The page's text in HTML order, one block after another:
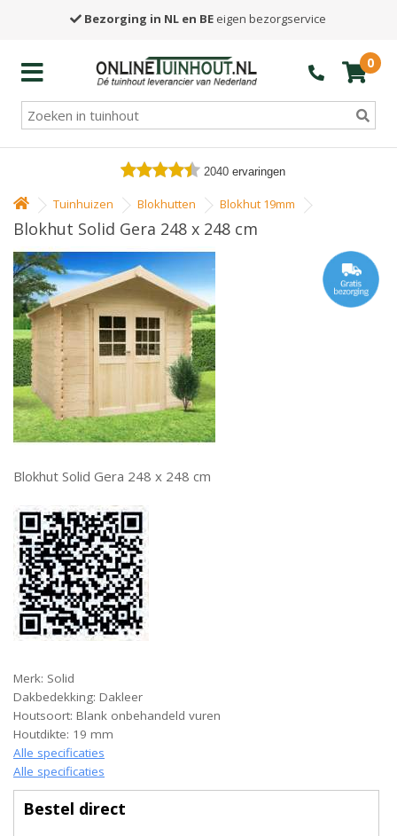
Bezorging in NL en BE eigen bezorgservice
0
2040 ervaringen
Tuinhuizen Blokhutten Blokhut 19mm
Blokhut Solid Gera 248 x 248 cm
Blokhut Solid Gera 248 x 248 cm
Merk: Solid
Dakbedekking: Dakleer
Houtsoort: Blank onbehandeld vuren
Houtdikte: 19 mm
Alle specificaties
Alle specificaties
Bestel direct